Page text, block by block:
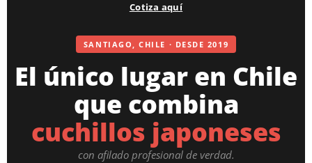
Cotiza aquí
SANTIAGO, CHILE · DESDE 2019
El único lugar en Chile
que combina
cuchillos japoneses
con afilado profesional de verdad.